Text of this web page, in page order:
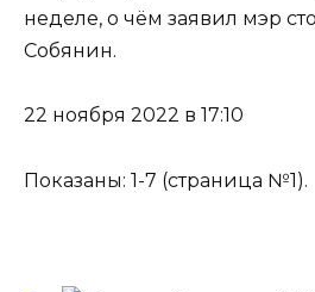
неделе, о чём заявил мэр
Собянин.
22 ноября 2022 в 17:10
Показаны: 1-7 (страница №1).